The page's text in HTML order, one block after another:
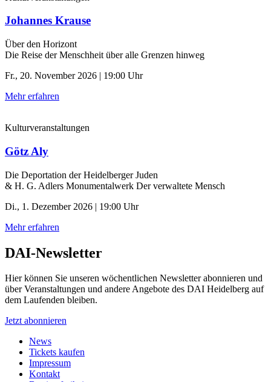
Johannes Krause
Über den Horizont
Die Reise der Menschheit über alle Grenzen hinweg
Fr., 20. November 2026 | 19:00 Uhr
Mehr erfahren
Kulturveranstaltungen
Götz Aly
Die Deportation der ­Heidelberger Juden
& H. G. Adlers Monumentalwerk Der verwaltete Mensch
Di., 1. Dezember 2026 | 19:00 Uhr
Mehr erfahren
DAI-Newsletter
Hier können Sie unseren wöchentlichen Newsletter abonnieren und
über Veranstaltungen und andere Angebote des DAI Heidelberg auf
dem Laufenden bleiben.
Jetzt abonnieren
News
Tickets kaufen
Impressum
Kontakt